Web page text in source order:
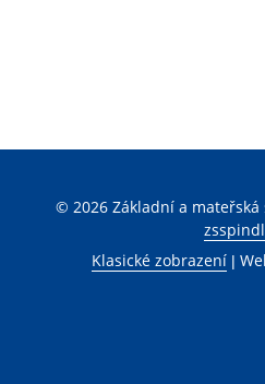
© 2026 Základní a
Klasické zobrazení |